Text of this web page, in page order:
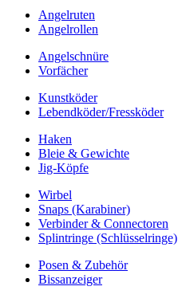
Angelruten
Angelrollen
Angelschnüre
Vorfächer
Kunstköder
Lebendköder/Fressköder
Haken
Bleie & Gewichte
Jig-Köpfe
Wirbel
Snaps (Karabiner)
Verbinder & Connectoren
Splintringe (Schlüsselringe)
Posen & Zubehör
Bissanzeiger